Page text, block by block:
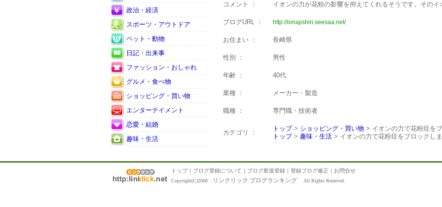
政治・経済
スポーツ・アウトドア
ペット・動物
日記・出来事
ファッション・おしゃれ
グルメ・食べ物
ショッピング・買い物
エンターテイメント
恋愛・結婚
趣味・生活
コメント ： イオンの力が花粉の影響を抑えてくれるそうです。そのイ
ブログURL ： http://ionajishin.seesaa.net/
お住まい ： 長崎県
性別 ： 男性
年齢 ： 40代
業種 ： メーカー・製造
職種 ： 専門職・技術者
カテゴリ ：
トップ> ショッピング・買い物 > イオンの力で花粉症を
トップ> 趣味・生活 > イオンの力で花粉症をブロックしま
トップ｜ ブログ登録について ｜ ブログ新規登録 ｜ 登録ブログ修正 ｜ お問合せ
Copyright(C)2008 リンクリック ブログランキング All Rights Reserved.